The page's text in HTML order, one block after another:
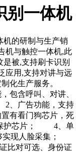
别一体机
机的研制与生产销
机与触控一体机,此
被,支持刷卡识别
应用,支持对讲与远
定制化生产服务。
含呼叫、对讲、
、广告功能，支持
有看门狗芯片，死
保护芯片； 4、单
现人脸采集；
比对可选、身份证